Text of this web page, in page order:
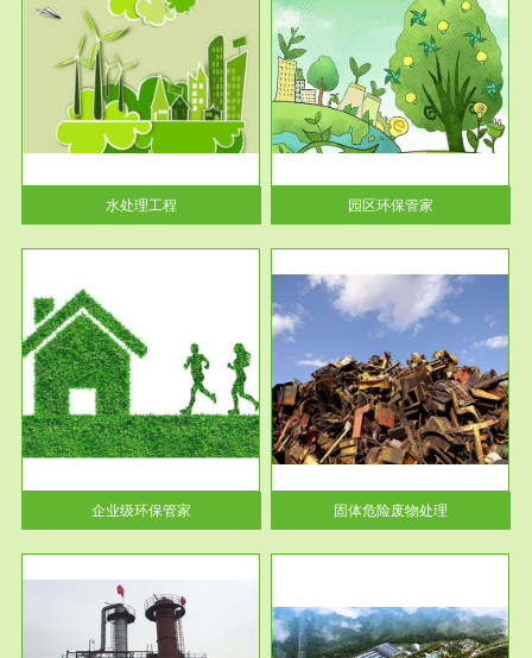
水处理工程
服务范围
园区环保管家
2016 年 4 月，环保部下发《关
于积极发挥环境保护作用促进供
给侧结...
园区环保管家
企业级环保管家
服务范围
固体危险废物处理
固体废物解释：固体废物是指人
们在生产建设、日常生活和其他
活动中...
固体危险废物处理
服务范围